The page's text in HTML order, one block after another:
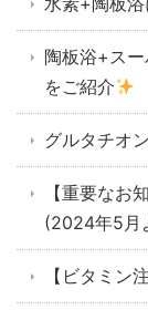
陶板浴+ス
をご紹介
グルタチオ
【重要なお
(2024年5月
【ビタミ